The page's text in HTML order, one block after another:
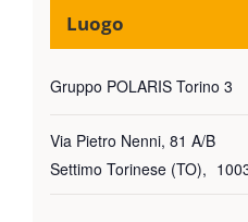
Luogo
Gruppo POLARIS Torino 3
Via Pietro Nenni, 81 A/B
Settimo Torinese (TO),